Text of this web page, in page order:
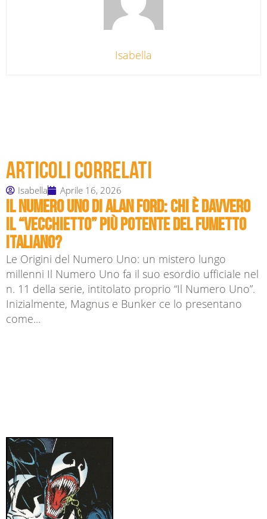
Isabella
Articoli correlati
Isabella Aprile 16, 2026
Il Numero Uno di Alan Ford: chi è davvero
il “vecchietto” più potente del fumetto
italiano?
Le Origini del Numero Uno: un mistero lungo
millenni Il Numero Uno fa il suo esordio ufficiale nel
n. 11 della serie, intitolato proprio “Il Numero Uno”.
Inizialmente, Magnus e Bunker ce lo presentano
come...